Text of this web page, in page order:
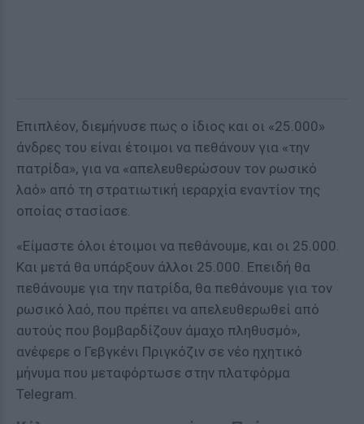
Επιπλέον, διεμήνυσε πως ο ίδιος και οι «25.000»
άνδρες του είναι έτοιμοι να πεθάνουν για «την
πατρίδα», για να «απελευθερώσουν τον ρωσικό
λαό» από τη στρατιωτική ιεραρχία εναντίον της
οποίας στασίασε.
«Είμαστε όλοι έτοιμοι να πεθάνουμε, και οι 25.000.
Και μετά θα υπάρξουν άλλοι 25.000. Επειδή θα
πεθάνουμε για την πατρίδα, θα πεθάνουμε για τον
ρωσικό λαό, που πρέπει να απελευθερωθεί από
αυτούς που βομβαρδίζουν άμαχο πληθυσμό»,
ανέφερε ο Γεβγκένι Πριγκόζιν σε νέο ηχητικό
μήνυμα που μεταφόρτωσε στην πλατφόρμα
Telegram.